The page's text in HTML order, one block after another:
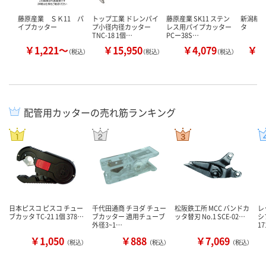
藤原産業 ＳＫ11 パ
イプカッター
￥1,221～（税込）
トップ工業 ドレンパイ
プ小径内径カッター
TNC-18 1個…
￥15,950（税込）
藤原産業 SK11 ステン
レス用パイプカッター
PCー38S…
￥4,079（税込）
新潟精
タ
￥
配管用カッターの売れ筋ランキング
日本ピスコ ピスコ チュー
ブカッタ TC-21 1個 378…
￥1,050 （税込）
千代田通商 チヨダ チュー
ブカッター 適用チューブ
外径3~1…
￥888 （税込）
松阪鉄工所 MCC バンドカ
ッタ替刃 No.1 SCE-02…
￥7,069 （税込）